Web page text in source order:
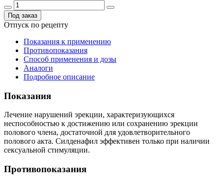
Под заказ
Отпуск по рецепту
Показания к применению
Противопоказания
Способ применения и дозы
Аналоги
Подробное описание
Показания
Лечение нарушений эрекции, характеризующихся
неспособностью к достижению или сохранению эрекции
полового члена, достаточной для удовлетворительного
полового акта. Силденафил эффективен только при наличии
сексуальной стимуляции.
Противопоказания